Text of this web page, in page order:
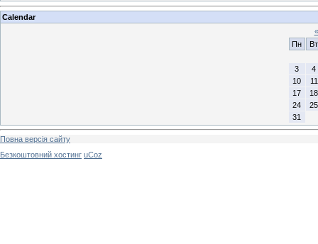
Calendar
«
Пн
Вт
3
4
10
11
17
18
24
25
31
Повна версія сайту
Безкоштовний хостинг uCoz